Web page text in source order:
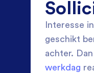
Interesse
geschikt
achter.
werkdag